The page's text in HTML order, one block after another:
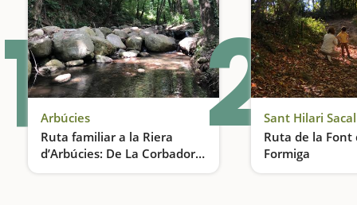
1Arbúcies
Ruta familiar a la Riera
d’Arbúcies: De La Corbadora
al Molí de les Pipes
Una aventura entre boscos, rieres i llegendes del Montseny
2Sant Hilari
Ruta de la Font
Formiga